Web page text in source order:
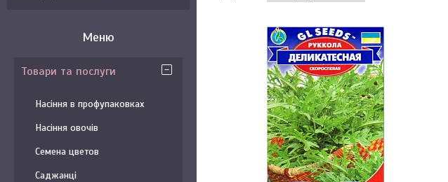
Товари та послуги
Насіння в профупаковках
Насіння овочів
Семена цветов
Саджанці